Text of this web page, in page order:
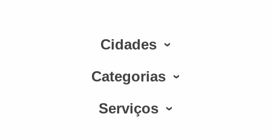
Cidades
Categorias
Serviços